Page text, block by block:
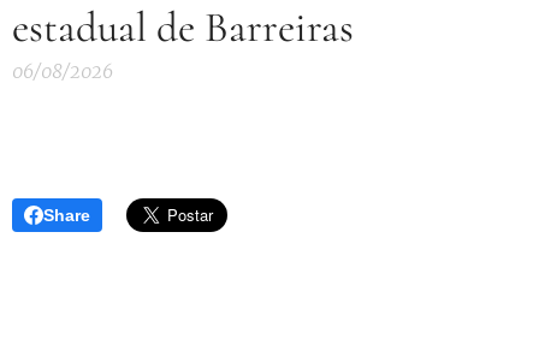
estadual de Barreiras
06/08/2026
Share